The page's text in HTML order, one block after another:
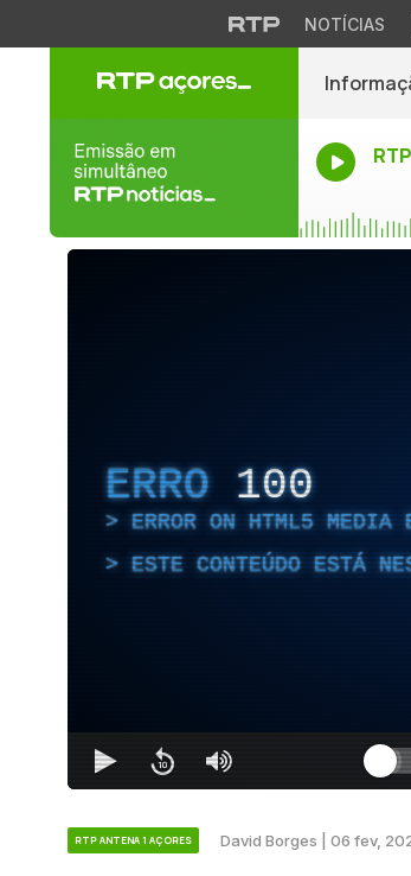
NOTÍCIAS
ERRO 100
ERROR ON HTML5 MEDIA
ESTE CONTEÚDO ESTÁ
RTP ANTENA 1 AÇORES David Borges | 06 fev,